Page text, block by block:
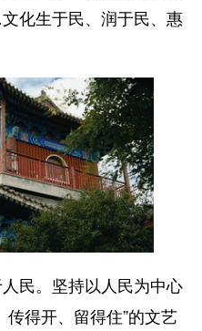
化生于民、润于民、惠
民。坚持以人民为中心
传得开、留得住”的文艺